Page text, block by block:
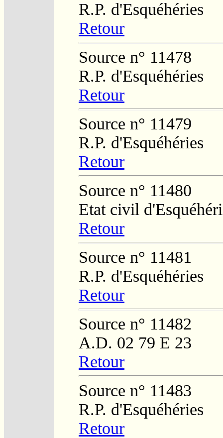
R.P. d'Esquéhéries
Retour
Source n° 11478
R.P. d'Esquéhéries
Retour
Source n° 11479
R.P. d'Esquéhéries
Retour
Source n° 11480
Etat civil
Retour
Source n° 11481
R.P. d'Esquéhéries
Retour
Source n° 11482
A.D. 02 79 E 23
Retour
Source n° 11483
R.P. d'Esquéhéries
Retour